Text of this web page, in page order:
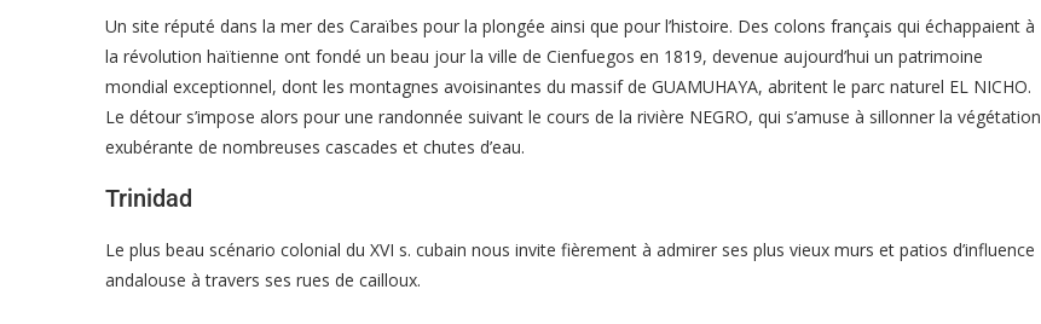
Un site réputé dans la mer des Caraïbes pour la plongée ainsi que pour l’histoire. Des colons français qui échappaient à
la révolution haïtienne ont fondé un beau jour la ville de Cienfuegos en 1819, devenue aujourd’hui un patrimoine
mondial exceptionnel, dont les montagnes avoisinantes du massif de GUAMUHAYA, abritent le parc naturel EL NICHO.
Le détour s’impose alors pour une randonnée suivant le cours de la rivière NEGRO, qui s’amuse à sillonner la végétation
exubérante de nombreuses cascades et chutes d’eau.
Trinidad
Le plus beau scénario colonial du XVI s. cubain nous invite fièrement à admirer ses plus vieux murs et patios d’influence
andalouse à travers ses rues de cailloux.